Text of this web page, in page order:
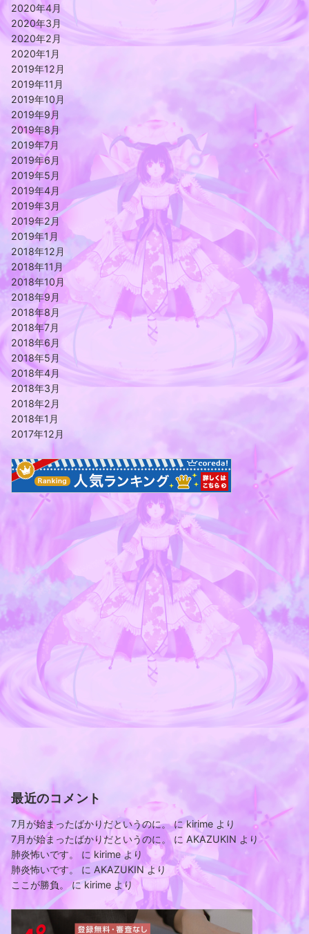
2020年4月
2020年3月
2020年2月
2020年1月
2019年12月
2019年11月
2019年10月
2019年9月
2019年8月
2019年7月
2019年6月
2019年5月
2019年4月
2019年3月
2019年2月
2019年1月
2018年12月
2018年11月
2018年10月
2018年9月
2018年8月
2018年7月
2018年6月
2018年5月
2018年4月
2018年3月
2018年2月
2018年1月
2017年12月
最近のコメント
7月が始まったばかりだというのに。にkirime より
7月が始まったばかりだというのに。 に AKAZUKIN より
肺炎怖いです。
に kirimeより
肺炎怖いです。 に AKAZUKINより
ここが勝負。にkirime より